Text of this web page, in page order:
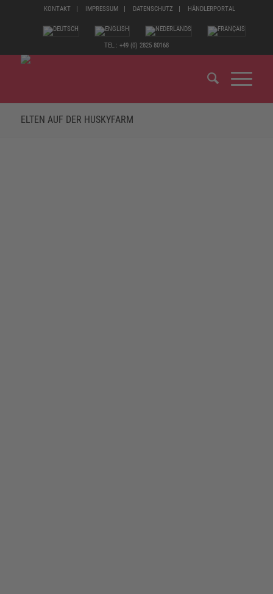
KONTAKT IMPRESSUM DATENSCHUTZ HÄNDLERPORTAL
TEL.: +49 (0) 2825 80168
ELTEN AUF DER HUSKYFARM